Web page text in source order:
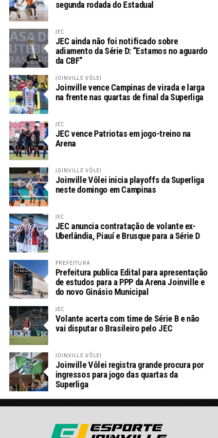
segunda rodada do Estadual
JEC
JEC ainda não foi notificado sobre
adiamento da Série D: “Estamos no aguardo
da CBF”
JOINVILLE VÔLEI
Joinville vence Campinas de virada e larga
na frente nas quartas de final da Superliga
JEC
JEC vence Patriotas em jogo-treino na
Arena
JOINVILLE VÔLEI
Joinville Vôlei inicia playoffs da Superliga
neste domingo em Campinas
JEC
JEC anuncia contratação de volante ex-
Uberlândia, Piauí e Brusque para a Série D
PREFEITURA
Prefeitura publica Edital para apresentação
de estudos para a PPP da Arena Joinville e
do novo Ginásio Municipal
JEC
Volante acerta com time de Série B e não
vai disputar o Brasileiro pelo JEC
JOINVILLE VÔLEI
Joinville Vôlei registra grande procura por
ingressos para jogo das quartas da
Superliga